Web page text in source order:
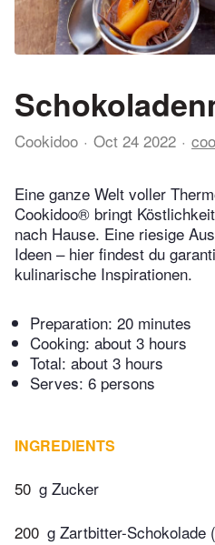
Cookidoo Oct 24 2022
Eine ganze Welt voller
Cookidoo® bringt
nach Hause. Eine riesige
Ideen – hier findest du
kulinarische Inspirationen.
Preparation: 20 minutes
Cooking: about 3 hours
Total: about 3 hours
Serves: 6 persons
INGREDIENTS
50 g Zucker
200 g Zartbitter-Schokolade